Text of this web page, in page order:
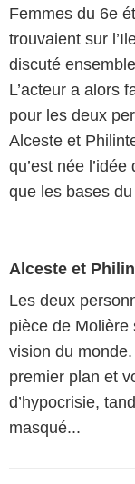
Femmes du 6e
trouvaient sur
discuté
L’acteur a alors
pour les deux
Alceste et
qu’est née
que les bases
Alceste et
Les deux
pièce de Molière
vision du
premier plan et
d’hypocrisie,
masqué...